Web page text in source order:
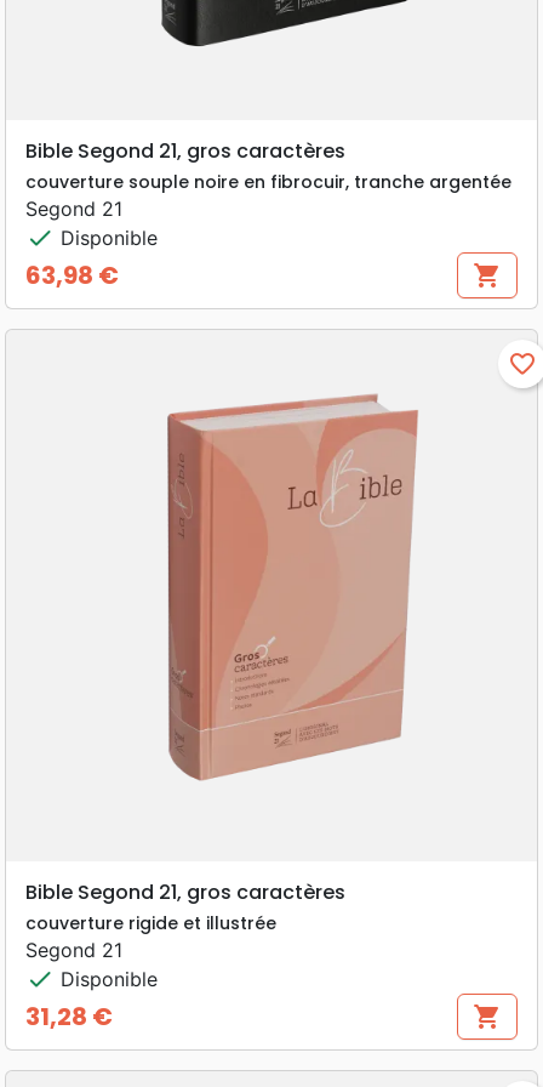
Bible Segond 21, gros caractères
couverture souple noire en fibrocuir, tranche argentée
Segond 21
check Disponible
Prix
63,98 € shopping_cart
favorite_border
Bible Segond 21, gros caractères
couverture rigide et illustrée
Segond 21
check Disponible
Prix
31,28 € shopping_cart